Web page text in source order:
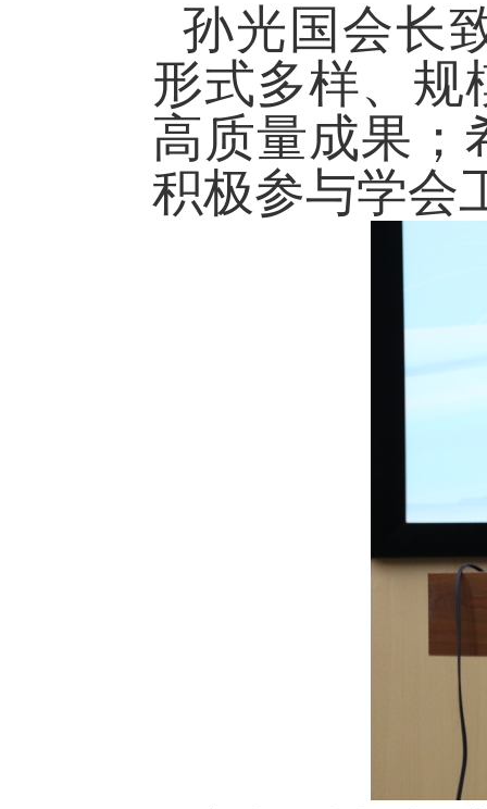
孙光国会长
形式多样、规
高质量成果；
积极参与学会